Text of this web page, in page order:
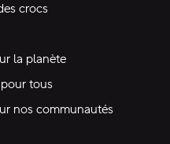
crocs
la planète
tous
nos communautés